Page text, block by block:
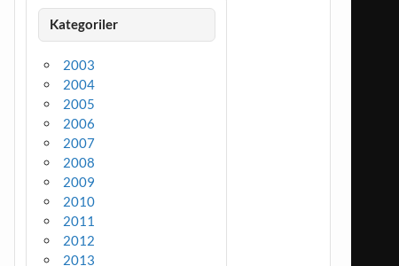
Kategoriler
2003
2004
2005
2006
2007
2008
2009
2010
2011
2012
2013